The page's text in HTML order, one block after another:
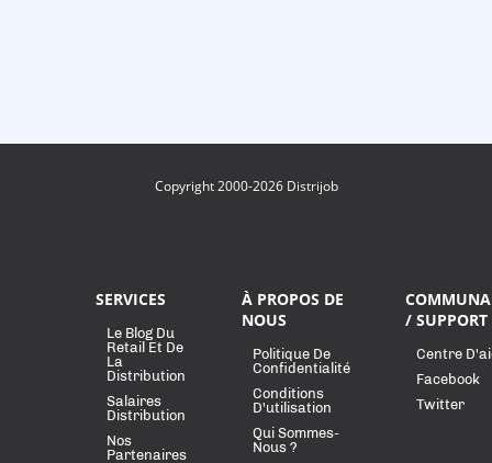
Copyright 2000-2026 Distrijob
SERVICES
Le Blog Du
Retail Et De
La
Distribution
Salaires
Distribution
Nos
Partenaires
À PROPOS DE
NOUS
Politique De
Confidentialité
Conditions
D'utilisation
Qui Sommes-
Nous ?
/ SUPPORT
Centre
Facebook
Twitter